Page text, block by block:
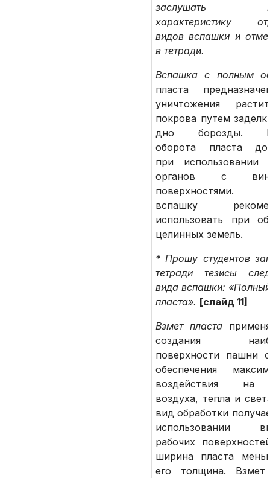
заслушать
характеристику
видов вспашки и
в тетради.
Вспашка с полным
пласта
уничтожения
покрова путем
дно борозды.
оборота пласта
при использовании
органов с
поверхностями.
вспашку
использовать при
целинных земель.
* Прошу студентов
тетради тезисы
вида вспашки:
пласта». [слайд 11]
Взмет пласта
создания
поверхности пашни
обеспечения
воздействия на
воздуха, тепла и
вид обработки
использовании
рабочих
ширина пласта
его толщина. Взмет